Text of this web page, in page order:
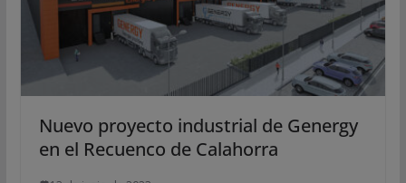
Nuevo proyecto industrial de Genergy
en el Recuenco de Calahorra